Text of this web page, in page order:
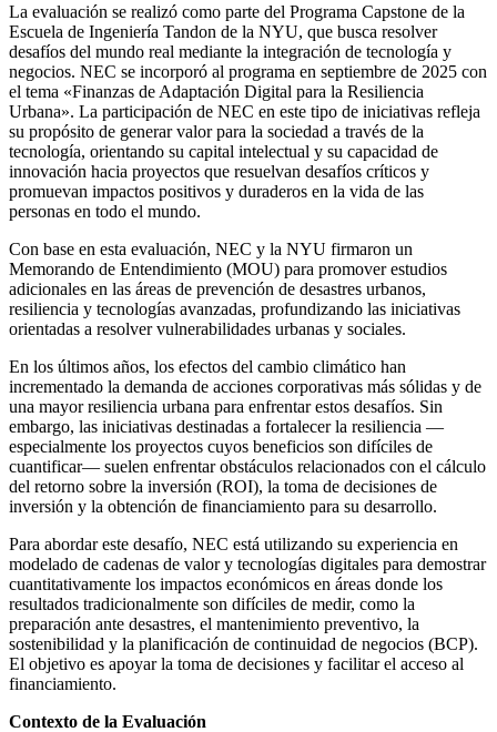
La evaluación se realizó como parte del Programa Capstone de la
Escuela de Ingeniería Tandon de la NYU, que busca resolver
desafíos del mundo real mediante la integración de tecnología y
negocios. NEC se incorporó al programa en septiembre de 2025 con
el tema «Finanzas de Adaptación Digital para la Resiliencia
Urbana». La participación de NEC en este tipo de iniciativas refleja
su propósito de generar valor para la sociedad a través de la
tecnología, orientando su capital intelectual y su capacidad de
innovación hacia proyectos que resuelvan desafíos críticos y
promuevan impactos positivos y duraderos en la vida de las
personas en todo el mundo.
Con base en esta evaluación, NEC y la NYU firmaron un
Memorando de Entendimiento (MOU) para promover estudios
adicionales en las áreas de prevención de desastres urbanos,
resiliencia y tecnologías avanzadas, profundizando las iniciativas
orientadas a resolver vulnerabilidades urbanas y sociales.
En los últimos años, los efectos del cambio climático han
incrementado la demanda de acciones corporativas más sólidas y de
una mayor resiliencia urbana para enfrentar estos desafíos. Sin
embargo, las iniciativas destinadas a fortalecer la resiliencia —
especialmente los proyectos cuyos beneficios son difíciles de
cuantificar— suelen enfrentar obstáculos relacionados con el cálculo
del retorno sobre la inversión (ROI), la toma de decisiones de
inversión y la obtención de financiamiento para su desarrollo.
Para abordar este desafío, NEC está utilizando su experiencia en
modelado de cadenas de valor y tecnologías digitales para demostrar
cuantitativamente los impactos económicos en áreas donde los
resultados tradicionalmente son difíciles de medir, como la
preparación ante desastres, el mantenimiento preventivo, la
sostenibilidad y la planificación de continuidad de negocios (BCP).
El objetivo es apoyar la toma de decisiones y facilitar el acceso al
financiamiento.
Contexto de la Evaluación